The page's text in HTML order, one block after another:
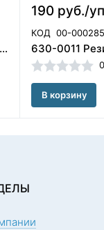
тяги) Ormco
190 руб./
КОД 00-
В корзину